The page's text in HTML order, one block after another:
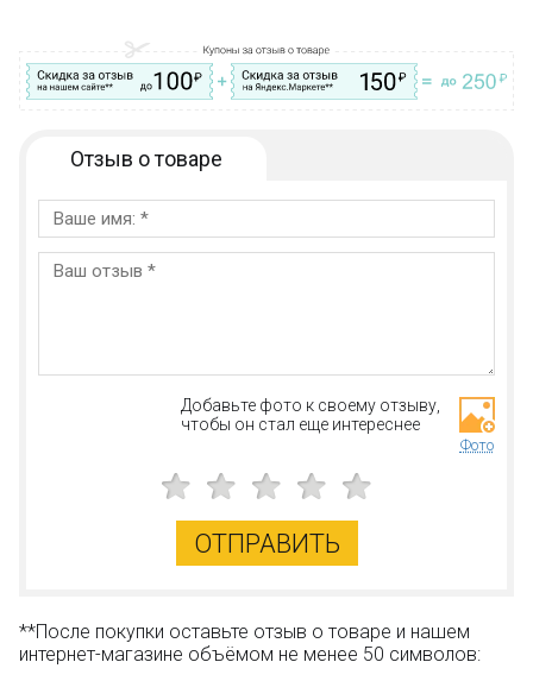
Отзыв о товаре
Добавьте фото к своему отзыву,
чтобы он стал еще интереснее
Фото
ОТПРАВИТЬ
**После покупки оставьте отзыв о товаре и нашем
интернет-магазине объёмом не менее 50 символов: